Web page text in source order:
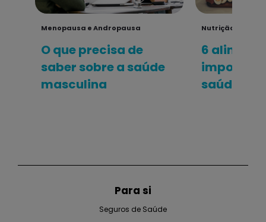
Menopausa e Andropausa
O que precisa de
saber sobre a saúde
masculina
Nutrição e
6
saúde
Para si
Seguros de Saúde